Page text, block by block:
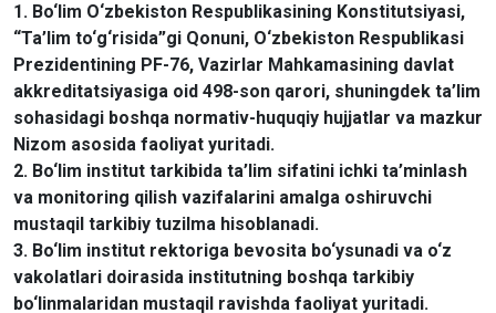
1. Bo‘lim O‘zbekiston Respublikasining Konstitutsiyasi,
“Ta’lim to‘g‘risida”gi Qonuni, O‘zbekiston Respublikasi
Prezidentining PF-76, Vazirlar Mahkamasining davlat
akkreditatsiyasiga oid 498-son qarori, shuningdek ta’lim
sohasidagi boshqa normativ-huquqiy hujjatlar va mazkur
Nizom asosida faoliyat yuritadi.
2. Bo‘lim institut tarkibida ta’lim sifatini ichki ta’minlash
va monitoring qilish vazifalarini amalga oshiruvchi
mustaqil tarkibiy tuzilma hisoblanadi.
3. Bo‘lim institut rektoriga bevosita bo‘ysunadi va o‘z
vakolatlari doirasida institutning boshqa tarkibiy
bo‘linmalaridan mustaqil ravishda faoliyat yuritadi.